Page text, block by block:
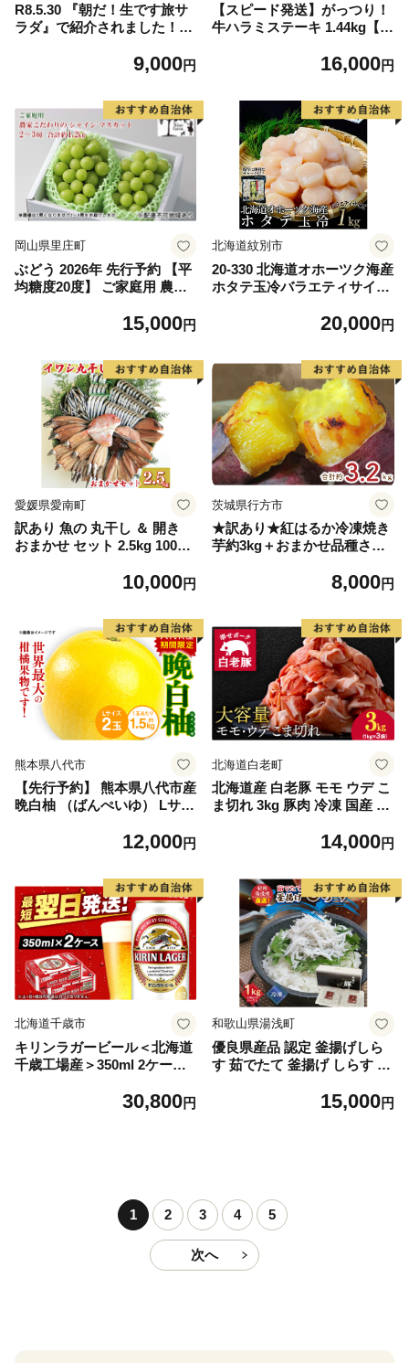
R8.5.30 『朝だ！生です旅サ
ラダ』で紹介されました！朝
生ハム ×3パック（1パックあ
9,000円
【スピード発送】がっつり！
牛ハラミステーキ 1.44kg【氷
g×4パック 牛肉 すてーき 焼
16,000円
岡山県里庄町
ぶどう 2026年 先行予約 【平
均糖度20度】 ご家庭用 農家
ット 2～3房 合計約1.2kg ブ
直送 】
15,000円
北海道紋別市
20-330 北海道オホーツク海産
ホタテ玉冷バラエティサイズ
20,000円
愛媛県愛南町
訳あり 魚の 丸干し ＆ 開き
おまかせ セット 2.5kg 10000
の ひらき 詰め合わせ 冷凍 丸
鰯 いわし イワシ 切り身 おつ
まみ おかず 惣菜 人気 珍味
グルメ 規格外 国産 新鮮 魚介
天然 乾き物 乾物 酒のあて 旬
季節 お中元 お歳暮 母の日 父
の日 武久海産 愛南町 愛媛県
10,000円
茨城県行方市
★訳あり★紅はるか冷凍焼き
芋約3kg＋おまかせ品種さつ
まいも サツマイモ さつま芋
茨城県 行方市(EY-25)
8,000円
熊本県八代市
【先行予約】 熊本県八代市産
晩白柚 （ばんぺいゆ） Lサイ
もの フルーツ おやつ 特産 熊
12,000円
北海道白老町
北海道産 白老豚 モモ ウデ こ
ま切れ 3kg 豚肉 冷凍 国産 ス
14,000円
北海道千歳市
キリンラガービール＜北海道
千歳工場産＞350ml 2ケース
30,800円
和歌山県湯浅町
優良県産品 認定 釜揚げしら
す 茹でたて 釜揚げ しらす 無
国産 海の幸 海鮮 魚介 紀州湯
15,000円
1 2 3 4 5
次へ